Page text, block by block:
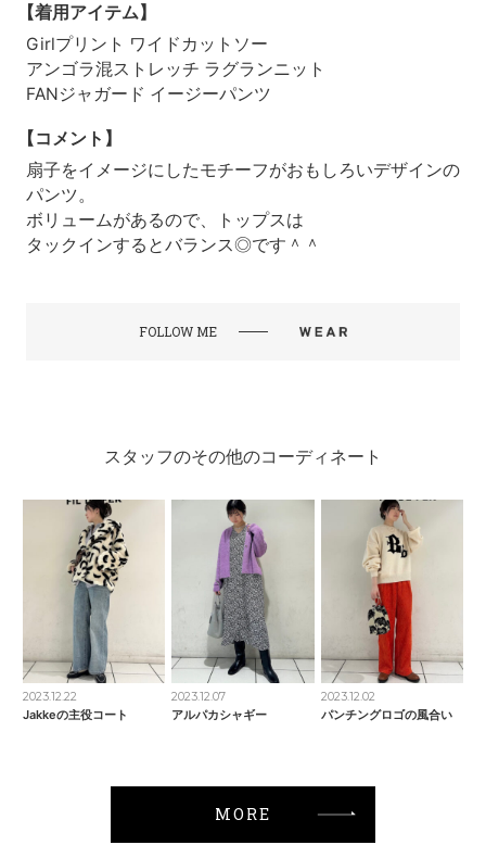
【着用アイテム】
Girlプリント ワイドカットソー
アンゴラ混ストレッチ ラグランニット
FANジャガード イージーパンツ
【コメント】
扇子をイメージにしたモチーフがおもしろいデザインの
パンツ。
ボリュームがあるので、トップスは
タックインするとバランス◎です＾＾
FOLLOW ME
スタッフのその他のコーディネート
2023.12.22
Jakkeの主役コート
2023.12.07
アルパカシャギー
2023.12.02
パンチングロゴの風合い
MORE